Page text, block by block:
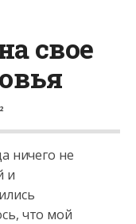
свое
ничего не
и
что мой